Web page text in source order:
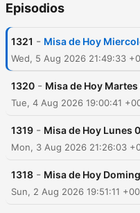
Episodios
1321 - Misa de Hoy
Wed, 5 Aug 2026 21:49:33
1320 - Misa de Hoy
Tue, 4 Aug 2026 19:00:41
1319 - Misa de Hoy Lunes
Mon, 3 Aug 2026 21:26:03
1318 - Misa de Hoy
Sun, 2 Aug 2026 19:51:11